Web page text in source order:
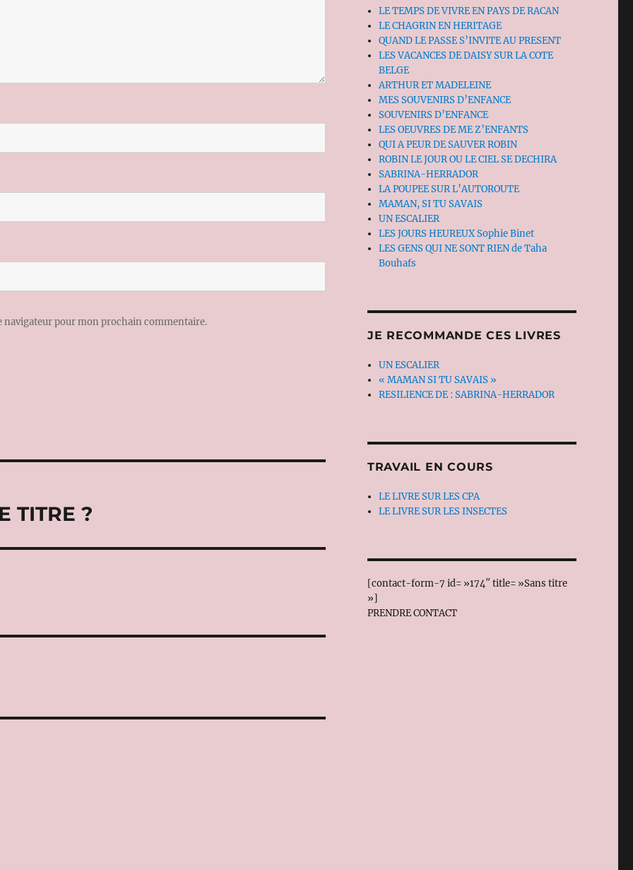
pour mon prochain commentaire.
TITRE ?
LE TEMPS DE VIVRE EN PAYS DE RACAN
LE CHAGRIN EN HERITAGE
QUAND LE PASSE S’INVITE AU PRESENT
LES VACANCES DE DAISY SUR LA COTE
BELGE
ARTHUR ET MADELEINE
MES SOUVENIRS D’ENFANCE
SOUVENIRS D’ENFANCE
LES OEUVRES DE ME Z’ENFANTS
QUI A PEUR DE SAUVER ROBIN
ROBIN LE JOUR OU LE CIEL SE DECHIRA
SABRINA-HERRADOR
LA POUPEE SUR L’AUTOROUTE
MAMAN, SI TU SAVAIS
UN ESCALIER
LES JOURS HEUREUX Sophie Binet
LES GENS QUI NE SONT RIEN de Taha
Bouhafs
JE RECOMMANDE CES LIVRES
UN ESCALIER
« MAMAN SI TU SAVAIS »
RESILIENCE DE : SABRINA-HERRADOR
TRAVAIL EN COURS
LE LIVRE SUR LES CPA
LE LIVRE SUR LES INSECTES
[contact-form-7 id= »174″ title= »Sans titre
»]
PRENDRE CONTACT